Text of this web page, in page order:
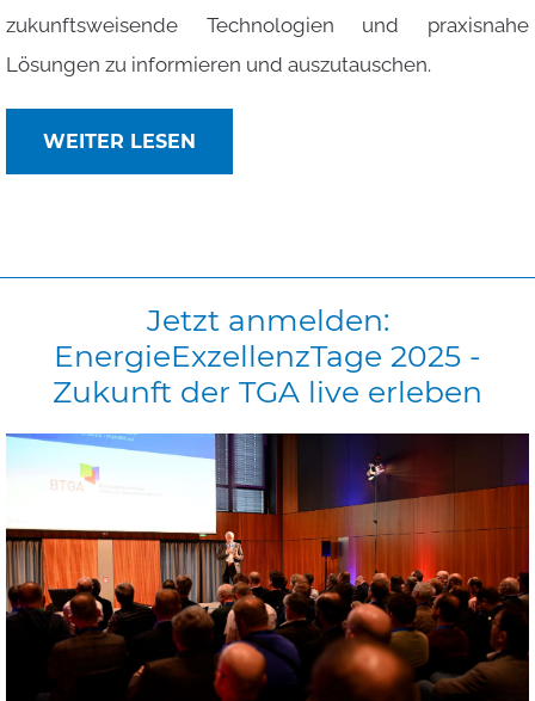
zukunftsweisende Technologien und praxisnahe
Lösungen zu informieren und auszutauschen.
WEITER LESEN
Jetzt anmelden:
EnergieExzellenzTage 2025 -
Zukunft der TGA live erleben